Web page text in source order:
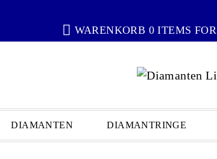
WARENKORB 0 ITEMS FOR
DIAMANTEN DIAMANTRINGE